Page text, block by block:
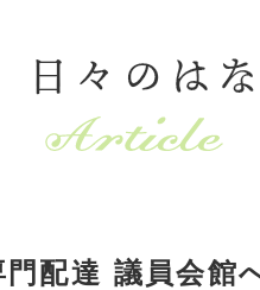
日々のはな
配達 議員会館